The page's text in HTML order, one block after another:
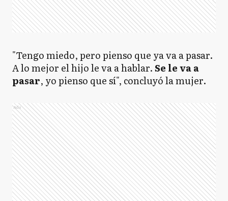
"Tengo miedo, pero pienso que ya va a pasar.
A lo mejor el hijo le va a hablar.Se le va a
pasar, yo pienso que sí", concluyó la mujer.
Ads